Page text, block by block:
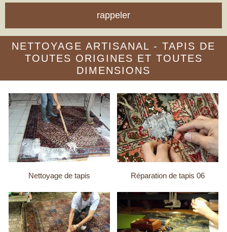
NETTOYAGE ARTISANAL - TAPIS DE
TOUTES ORIGINES ET TOUTES
DIMENSIONS
Nettoyage de tapis Réparation de tapis 06